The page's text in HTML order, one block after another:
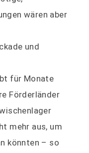
wären aber
und
für Monate
Förderländer
mehr aus, um
könnten – so